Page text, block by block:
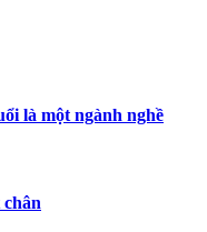
là một ngành nghề